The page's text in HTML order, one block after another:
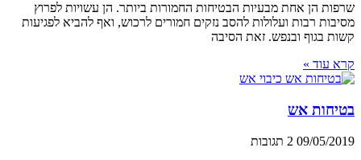
שרפות הן אחת מבעיות הבטיחות החמורות ביותר. הן עשויות לפרוץ
מסיבות רבות ועלולות להסב נזקים חמורים לרכוש, ואף להביא לפגיעות
קשות בגוף ובנפש. זאת הסיבה
קרא עוד »
בטיחות אש
09/05/2019 2 תגובות